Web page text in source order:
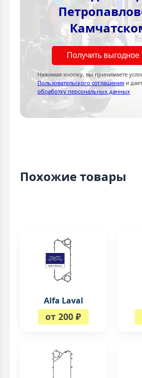
Получить выгодное
Нажимая кнопку, вы принимаете
Пользовательского соглашения и
обработку персональных данных
Похожие товары
Alfa Laval
от 200 ₽